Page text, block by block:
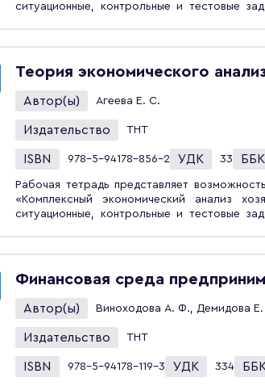
ситуационные, контрольные и тестовые
Теория экономического
Автор(ы) Агеева Е. С.
Издательство ТНТ
ISBN 978-5-94178-856-2 УДК 33 ББК
Рабочая тетрадь представляет
«Комплексный экономический анализ
ситуационные, контрольные и тестовые
Финансовая среда
Автор(ы) Виноходова А. Ф., Демидова Е.
Издательство ТНТ
ISBN 978-5-94178-119-3 УДК 334